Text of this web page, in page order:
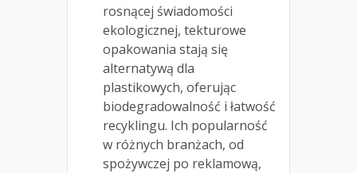
rosnącej świadomości
ekologicznej, tekturowe
opakowania stają się
alternatywą dla
plastikowych, oferując
biodegradowalność i łatwość
recyklingu. Ich popularność
w różnych branżach, od
spożywczej po reklamową,